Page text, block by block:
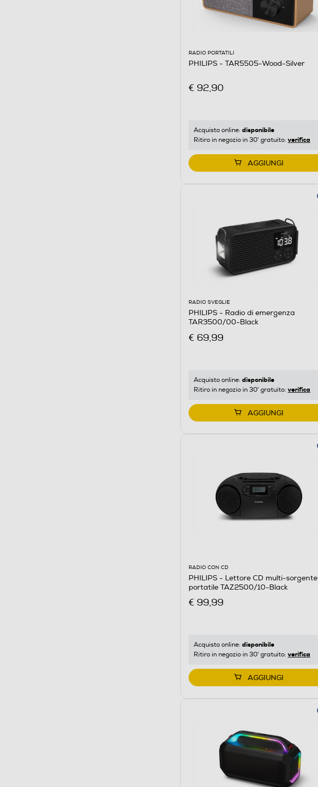
RADIO PORTATILI
PHILIPS - TAR5505-Wood-Silver
€ 92,90
Acquisto online: disponibile
Ritiro in negozio in 30' gratuito: verifica
AGGIUNGI
RADIO SVEGLIE
PHILIPS - Radio di emergenza
TAR3500/00-Black
€ 69,99
Acquisto online: disponibile
Ritiro in negozio in 30' gratuito: verifica
AGGIUNGI
RADIO CON CD
PHILIPS - Lettore CD multi-sorgente
portatile TAZ2500/10-Black
€ 99,99
Acquisto online: disponibile
Ritiro in negozio in 30' gratuito: verifica
AGGIUNGI